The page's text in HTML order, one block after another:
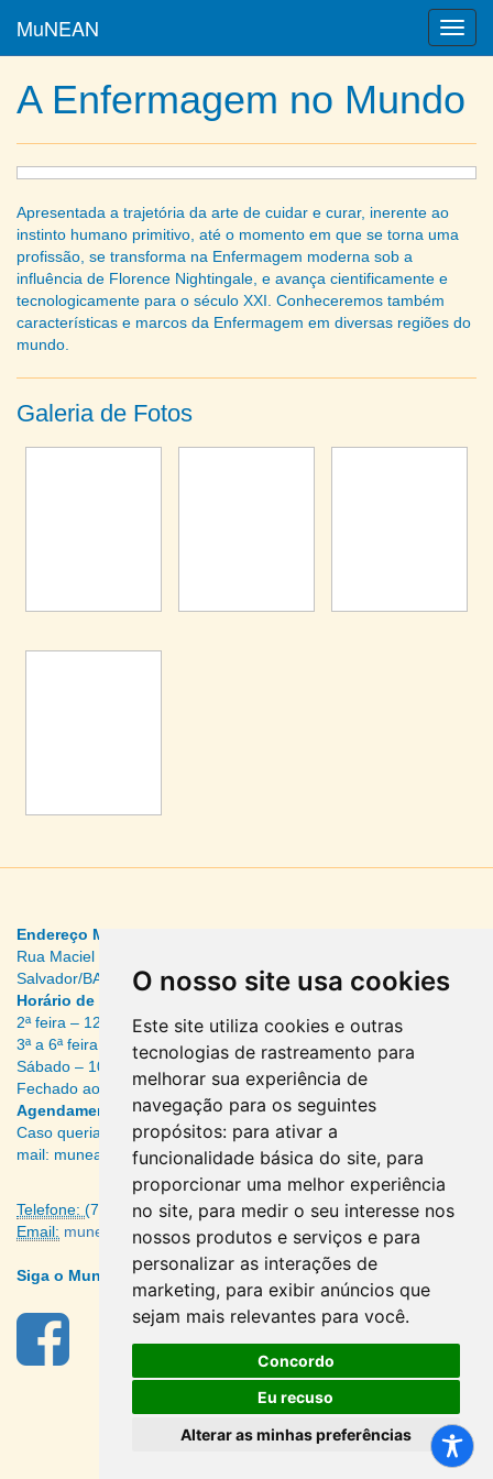
O nosso site usa cookies
Este site utiliza cookies e outras
tecnologias de rastreamento para
melhorar sua experiência de
navegação para os seguintes
propósitos: para ativar a
funcionalidade básica do site, para
proporcionar uma melhor experiência
no site, para medir o seu interesse nos
nossos produtos e serviços e para
personalizar as interações de
marketing, para exibir anúncios que
sejam mais relevantes para você.
Concordo
Eu recuso
Alterar as minhas preferências
MuNEAN
A Enfermagem no Mundo
Apresentada a trajetória da arte de cuidar e curar, inerente ao
instinto humano primitivo, até o momento em que se torna uma
profissão, se transforma na Enfermagem moderna sob a
influência de Florence Nightingale, e avança cientificamente e
tecnologicamente para o século XXI. Conheceremos também
características e marcos da Enfermagem em diversas regiões do
mundo.
Galeria de Fotos
Endereço MuNEAN
Rua Maciel de Cima, 5 – Pelourinho – Centro Histórico –
Salvador/BA – CEP: 40026-250
Horário de Funcionamento ao público
2ª feira – 12:00 às 17:00
3ª a 6ª feira – 9:00 às 17:00
Sábado – 10:00 às 13:00
Fechado aos domingos e feriados
Agendamento de visitas:
Caso queria agendar sua visita, pode ser realizado através do e-
mail: muneanagendamento@cofen.gov.br
Telefone: (71) 3510-2417
Email: munean@cofen.gov.br
Siga o Munean no Facebook